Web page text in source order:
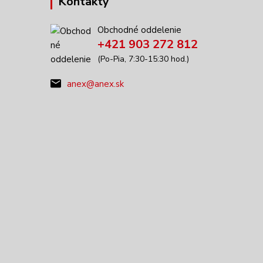
Obchodné oddelenie
+421 903 272 812
(Po-Pia, 7:30-15:30 hod.)
anex@anex.sk